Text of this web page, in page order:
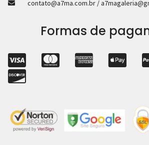
contato@a7ma.com.br /
Formas de